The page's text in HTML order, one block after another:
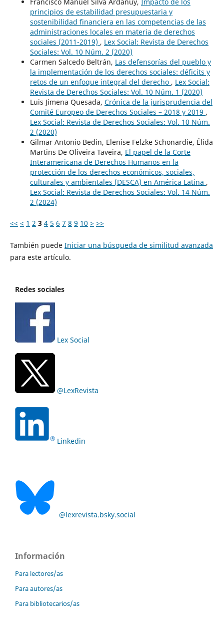
principios de estabilidad presupuestaria y
sostenibilidad financiera en las competencias de las
administraciones locales en materia de derechos
sociales (2011-2019) , Lex Social: Revista de Derechos
Sociales: Vol. 10 Núm. 2 (2020)
Carmen Salcedo Beltrán, Las defensorías del pueblo y
la implementación de los derechos sociales: déficits y
retos de un enfoque integral del derecho , Lex Social:
Revista de Derechos Sociales: Vol. 10 Núm. 1 (2020)
Luis Jimena Quesada, Crónica de la jurisprudencia del
Comité Europeo de Derechos Sociales – 2018 y 2019 ,
Lex Social: Revista de Derechos Sociales: Vol. 10 Núm.
2 (2020)
Gilmar Antonio Bedin, Elenise Felzke Schonardie, Élida
Martins De Oliveira Taveira, El papel de la Corte
Interamericana de Derechos Humanos en la
protección de los derechos económicos, sociales,
culturales y ambientales (DESCA) en América Latina ,
Lex Social: Revista de Derechos Sociales: Vol. 14 Núm.
2 (2024)
<< < 1 2 3 4 5 6 7 8 9 10 > >>
También puede Iniciar una búsqueda de similitud avanzada
para este artículo.
Redes sociales
Lex Social
@LexRevista
Linkedin
@lexrevista.bsky.social
Información
Para lectores/as
Para autores/as
Para bibliotecarios/as